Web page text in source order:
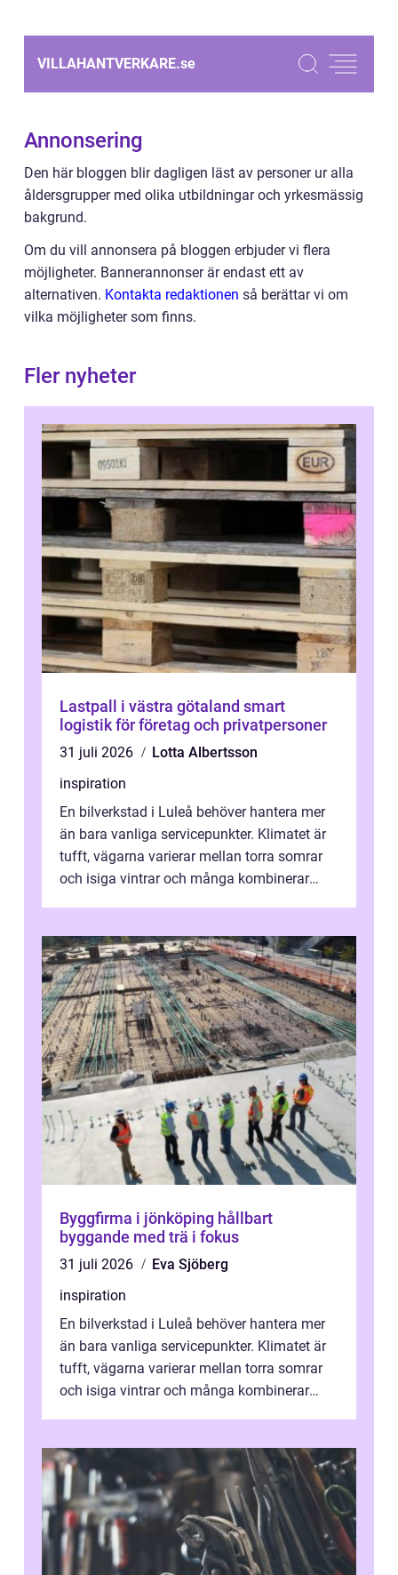
VILLAHANTVERKARE.se
Annonsering
Den här bloggen blir dagligen läst av personer ur alla
åldersgrupper med olika utbildningar och yrkesmässig
bakgrund.
Om du vill annonsera på bloggen erbjuder vi flera
möjligheter. Bannerannonser är endast ett av
alternativen. Kontakta redaktionen så berättar vi om
vilka möjligheter som finns.
Fler nyheter
Lastpall i västra götaland smart
logistik för företag och privatpersoner
31 juli 2026
Lotta Albertsson
inspiration
En bilverkstad i Luleå behöver hantera mer
än bara vanliga servicepunkter. Klimatet är
tufft, vägarna varierar mellan torra somrar
och isiga vintrar och många kombinerar
Byggfirma i jönköping hållbart
byggande med trä i fokus
31 juli 2026
Eva Sjöberg
inspiration
En bilverkstad i Luleå behöver hantera mer
än bara vanliga servicepunkter. Klimatet är
tufft, vägarna varierar mellan torra somrar
och isiga vintrar och många kombinerar